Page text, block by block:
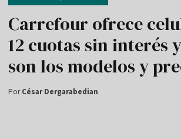
Carrefour ofrece
12 cuotas sin interés
son los modelos y
PorCésar Dergarabedian